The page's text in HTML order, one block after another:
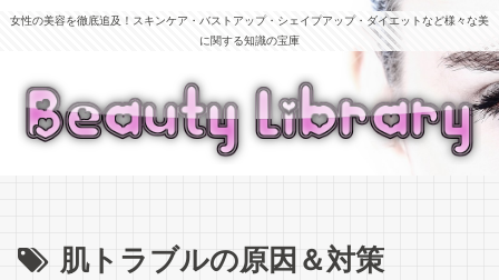
女性の美容を徹底追及！スキンケア・バストアップ・シェイプアップ・ダイエットなど様々な美
に関する知識の宝庫
肌トラブルの原因＆対策